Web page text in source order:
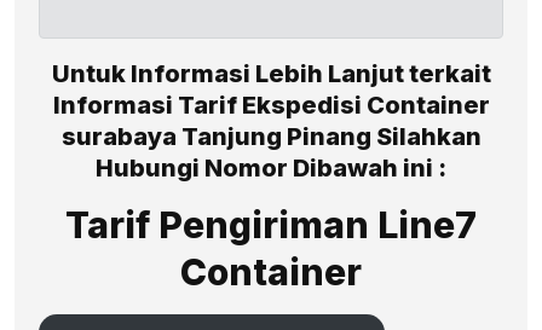
Untuk Informasi Lebih Lanjut terkait
Informasi Tarif Ekspedisi Container
surabaya Tanjung Pinang Silahkan
Hubungi Nomor Dibawah ini :
Tarif Pengiriman Line7
Container